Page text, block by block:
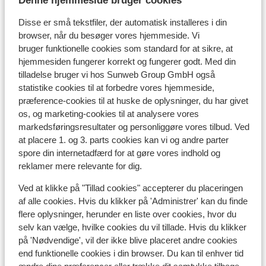
Disse er små tekstfiler, der automatisk installeres i din
browser, når du besøger vores hjemmeside. Vi
bruger funktionelle cookies som standard for at sikre, at
hjemmesiden fungerer korrekt og fungerer godt. Med din
tilladelse bruger vi hos Sunweb Group GmbH også
statistike cookies til at forbedre vores hjemmeside,
præference-cookies til at huske de oplysninger, du har givet
os, og marketing-cookies til at analysere vores
markedsføringsresultater og personliggøre vores tilbud. Ved
at placere 1. og 3. parts cookies kan vi og andre parter
spore din internetadfærd for at gøre vores indhold og
reklamer mere relevante for dig.
Ved at klikke på "Tillad cookies" accepterer du placeringen
af alle cookies. Hvis du klikker på 'Administrer' kan du finde
flere oplysninger, herunder en liste over cookies, hvor du
selv kan vælge, hvilke cookies du vil tillade. Hvis du klikker
på 'Nødvendige', vil der ikke blive placeret andre cookies
end funktionelle cookies i din browser. Du kan til enhver tid
da det er et individuelt anliggende, og
drikkepengesystemet er en del af den kultur, som du
vælger at besøge. Vi opfordrer til, at du følger og
respekterer denne skik og giver drikkepenge til
ansatte i servicefag, så som tjenere,
rengøringspersonale, taxachauffører, lokalguider osv.
På hoteller, restauranter, cafeer osv. forventes det, at
du giver ca. 10 % af regningens pris i drikkepenge.
Bemærk, at der enkelte steder er lagt en ”service
charge” på regningen, i så tilfælde forventes du ikke at
give yderligere drikkepenge.
Elektricitet:
I Tyrkiet benyttes 220 Volt som i Danmark. Det kan
anbefales at medbringe adapter til elektriske
apparater med trebenet stik, da stikdåserne i Tyrkiet
kun er til to ben.
Mad og drikke: